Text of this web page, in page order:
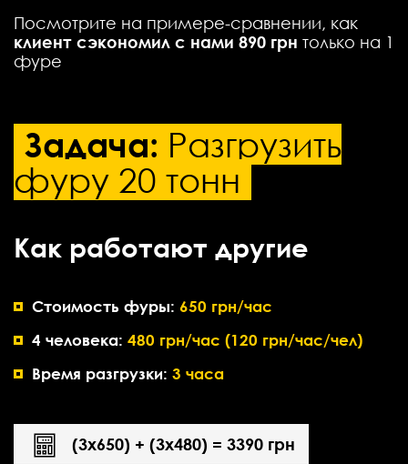
Посмотрите на примере-сравнении, как
клиент сэкономил с нами 890 грн только на 1
фуре
Задача: Разгрузить
фуру 20 тонн
Как работают другие
Стоимость фуры: 650 грн/час
4 человека: 480 грн/час (120 грн/час/чел)
Время разгрузки: 3 часа
(3х650) + (3х480) = 3390 грн